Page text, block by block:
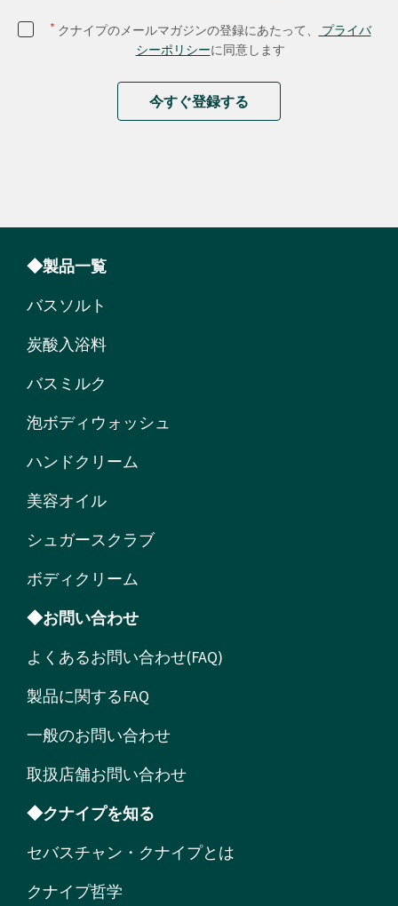
* クナイプのメールマガジンの登録にあたって、
プライバ
シーポリシーに同意します
今すぐ登録する
◆製品一覧
バスソルト
炭酸入浴料
バスミルク
泡ボディウォッシュ
ハンドクリーム
美容オイル
シュガースクラブ
ボディクリーム
◆お問い合わせ
よくあるお問い合わせ(FAQ)
製品に関するFAQ
一般のお問い合わせ
取扱店舗お問い合わせ
◆クナイプを知る
セバスチャン・クナイプとは
クナイプ哲学